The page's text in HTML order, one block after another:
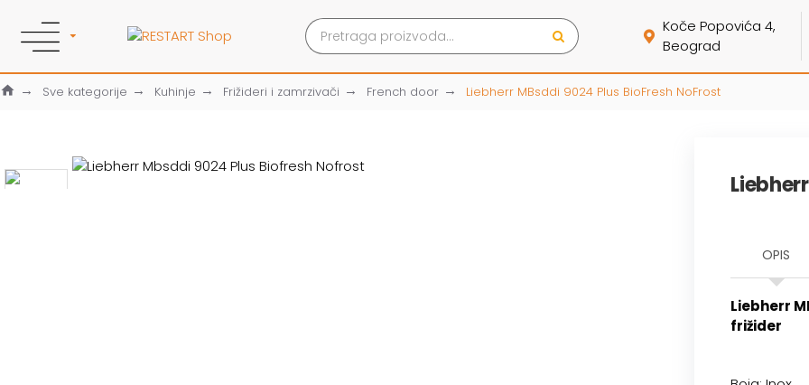
Koče Popovića 4,
Beograd
Sve kategorije Kuhinje Frižideri i zamrzivači French door Liebherr MBsddi 9024 Plus BioFresh NoFrost
OPIS
Liebherr
frižider